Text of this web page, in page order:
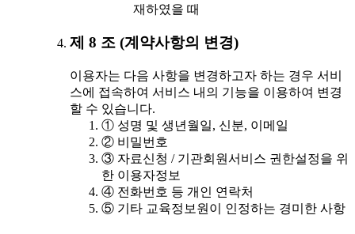
재하였을 때
제 8 조 (계약사항의 변경)
이용자는 다음 사항을 변경하고자 하는 경우 서비
스에 접속하여 서비스 내의 기능을 이용하여 변경
할 수 있습니다.
① 성명 및 생년월일, 신분, 이메일
② 비밀번호
③ 자료신청 / 기관회원서비스 권한설정을 위
한 이용자정보
④ 전화번호 등 개인 연락처
⑤ 기타 교육정보원이 인정하는 경미한 사항